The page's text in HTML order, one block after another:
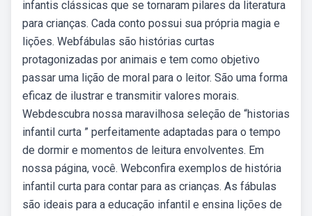
infantis clássicas que se tornaram pilares da literatura
para crianças. Cada conto possui sua própria magia e
lições. Webfábulas são histórias curtas
protagonizadas por animais e tem como objetivo
passar uma lição de moral para o leitor. São uma forma
eficaz de ilustrar e transmitir valores morais.
Webdescubra nossa maravilhosa seleção de “historias
infantil curta ” perfeitamente adaptadas para o tempo
de dormir e momentos de leitura envolventes. Em
nossa página, você. Webconfira exemplos de história
infantil curta para contar para as crianças. As fábulas
são ideais para a educação infantil e ensina lições de